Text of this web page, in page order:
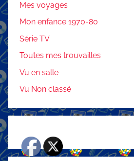
Mes voyages
Mon enfance 1970-80
Série TV
Toutes mes trouvailles
Vu en salle
Vu Non classé